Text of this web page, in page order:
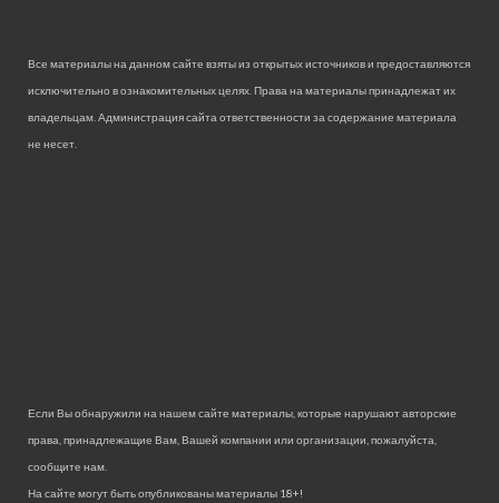
Все материалы на данном сайте взяты из открытых источников и предоставляются
исключительно в ознакомительных целях. Права на материалы принадлежат их
владельцам. Администрация сайта ответственности за содержание материала
не несет.
Если Вы обнаружили на нашем сайте материалы, которые нарушают авторские
права, принадлежащие Вам, Вашей компании или организации, пожалуйста,
сообщите нам.
На сайте могут быть опубликованы материалы 18+!